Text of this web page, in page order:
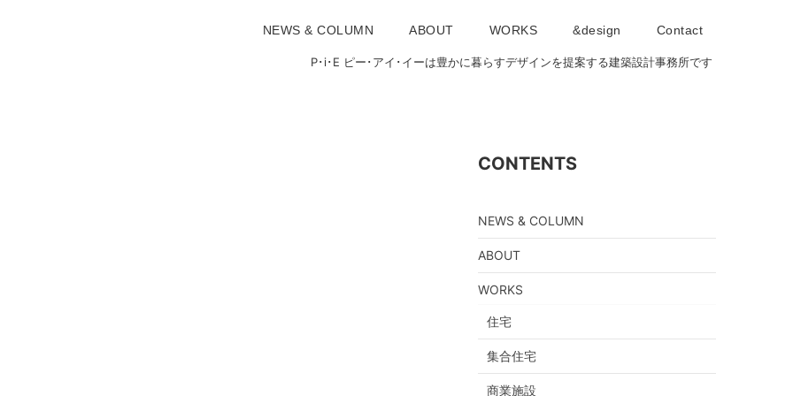
NEWS & COLUMN ABOUT WORKS &design Contact
P･i･E ピー･アイ･イーは豊かに暮らすデザインを提案する建築設計事務所です
CONTENTS
NEWS & COLUMN
ABOUT
WORKS
住宅
集合住宅
商業施設